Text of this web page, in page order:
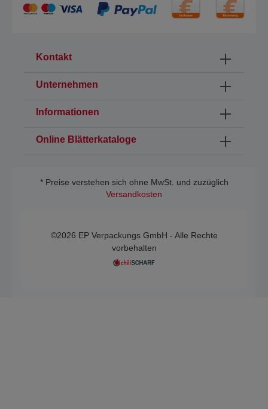
Kontakt
Unternehmen
Informationen
Online Blätterkataloge
* Preise verstehen sich ohne MwSt. und zuzüglich
Versandkosten
©2026 EP Verpackungs GmbH - Alle Rechte
vorbehalten